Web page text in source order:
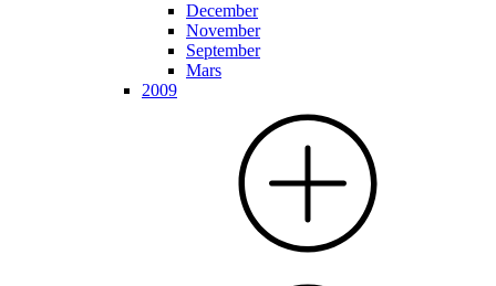
December
November
September
Mars
2009